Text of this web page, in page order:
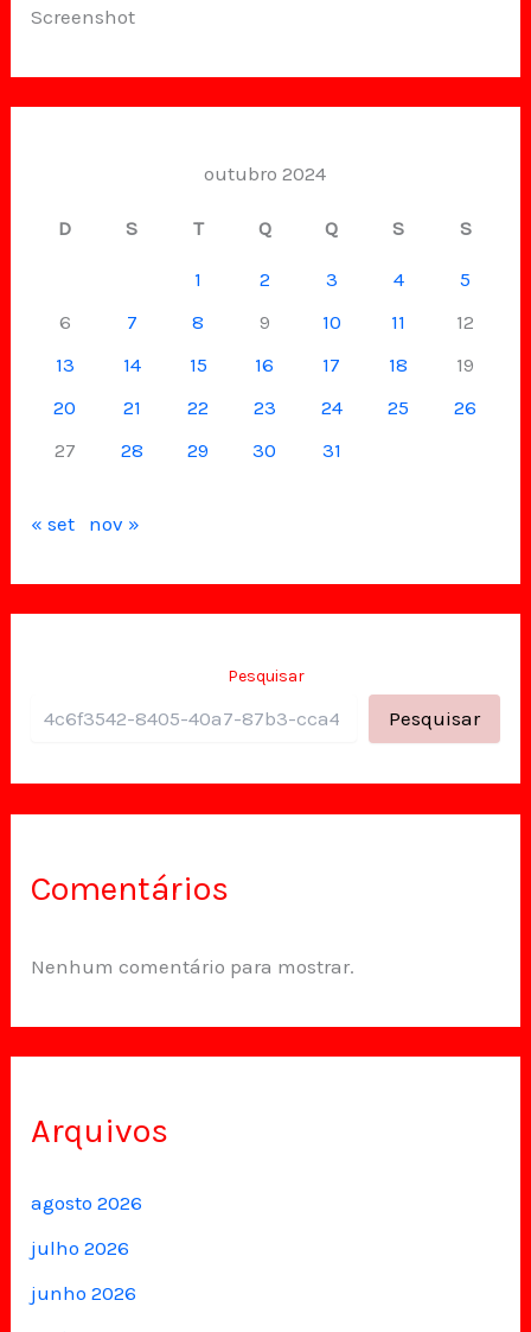
Screenshot
outubro 2024
D S T Q Q S S
1 2 3 4
5
6
7 8 9 10 11
12
13
14 15 16 17 18
19
20
21 22 23 24 25
26
27
28 29 30 31
« set nov »
Pesquisar
Pesquisar
Comentários
Nenhum comentário para mostrar.
Arquivos
agosto 2026
julho 2026
junho 2026